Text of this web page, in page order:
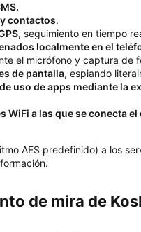
contactos.
, seguimiento en tiempo
localmente en el
el micrófono y captura de
de pantalla, espiando
uso de apps mediante la
WiFi a las que se conecta
AES predefinido) a los
de mira de